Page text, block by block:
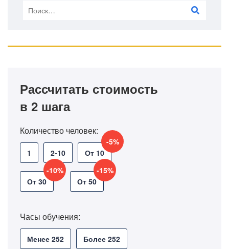
Рассчитать стоимость
в 2 шага
Количество человек:
1 2-10 От 10
-5%
От 30
-10%
От 50
-15%
Часы обучения:
Менее 252 Более 252